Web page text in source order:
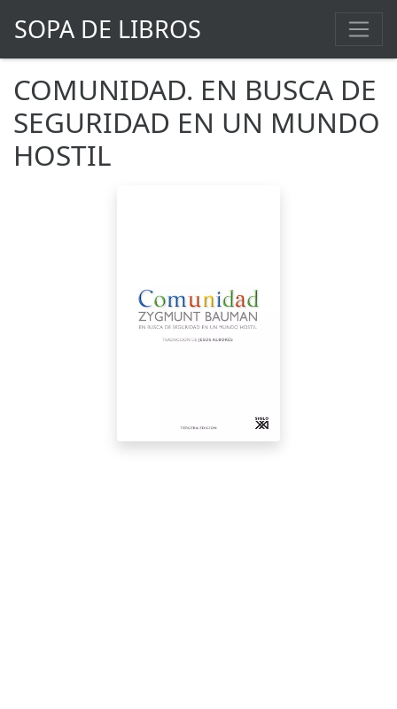
SOPA DE LIBROS
COMUNIDAD. EN BUSCA DE
SEGURIDAD EN UN MUNDO
HOSTIL